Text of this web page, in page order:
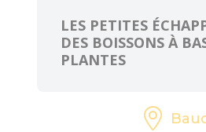
LES PETITES
DES BOISSONS À
PLANTES